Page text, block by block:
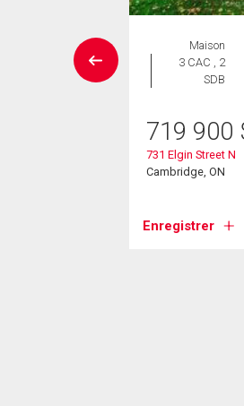
Maison
3 CAC , 2
SDB
719 900
731 Elgin Street N
Cambridge, ON
Enregistrer